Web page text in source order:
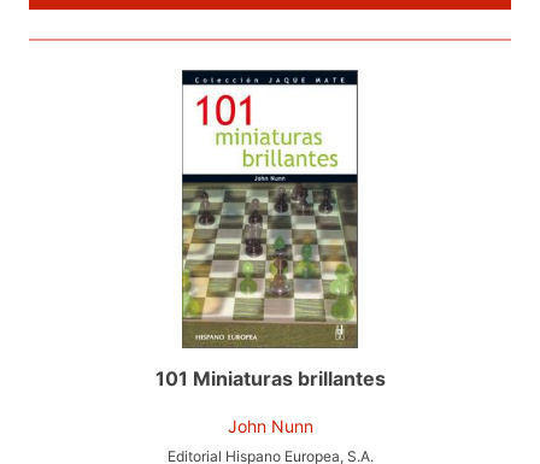
101 Miniaturas brillantes
John Nunn
Editorial Hispano Europea, S.A.